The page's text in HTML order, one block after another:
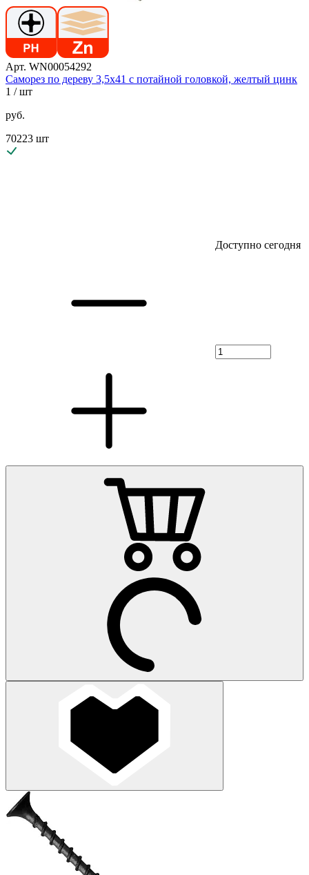
Арт. WN00054292
Саморез по дереву 3,5х41 с потайной головкой, желтый цинк
1 / шт
руб.
70223 шт
Доступно сегодня